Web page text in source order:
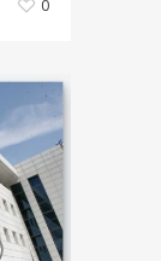
0